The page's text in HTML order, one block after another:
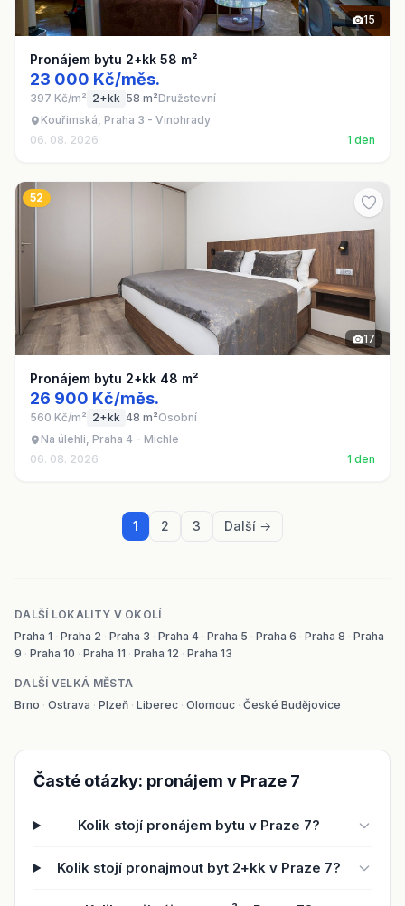
15
Pronájem bytu 2+kk 58 m²
23 000 Kč/měs.
397 Kč/m² 2+kk 58 m²Družstevní
Kouřimská, Praha 3 - Vinohrady
06. 08. 2026
1 den
52
17
Pronájem bytu 2+kk 48 m²
26 900 Kč/měs.
560 Kč/m² 2+kk 48 m²Osobní
Na úlehli, Praha 4 - Michle
06. 08. 2026
1 den
1 2 3 Další →
DALŠÍ LOKALITY V OKOLÍ
Praha 1 · Praha 2 · Praha 3 · Praha 4 · Praha 5 · Praha 6 · Praha 8 · Praha
9 · Praha 10 · Praha 11 · Praha 12 · Praha 13
DALŠÍ VELKÁ MĚSTA
Brno · Ostrava · Plzeň · Liberec · Olomouc · České Budějovice
Časté otázky: pronájem v Praze 7
Kolik stojí pronájem bytu v Praze 7?
Kolik stojí pronajmout byt 2+kk v Praze 7?